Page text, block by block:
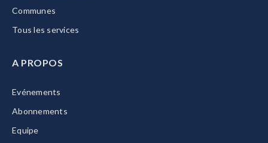
Communes
Tous les services
A PROPOS
Evénements
Abonnements
Equipe